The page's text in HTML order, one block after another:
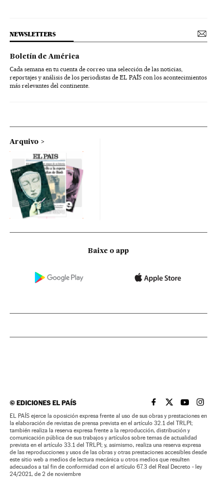
NEWSLETTERS
Boletín de América
Cada semana en tu cuenta de correo una selección de las noticias,
reportajes y análisis de los periodistas de EL PAÍS con los acontecimientos
más relevantes del continente.
Arquivo
Baixe o app
©EDICIONES EL PAÍS EL PAÍS BRASIL EN
EL PAÍSEL PAÍS
EL
EL PAÍS ejerce la oposición expresa frente al uso de sus obras y prestaciones en
la elaboración de revistas de prensa prevista en el artículo 32.1 del TRLPI;
también realiza la reserva expresa frente a la reproducción, distribución y
comunicación pública de sus trabajos y artículos sobre temas de actualidad
prevista en el artículo 33.1 del TRLPI; y, asimismo, realiza una reserva expresa
de las reproducciones y usos de las obras y otras prestaciones accesibles desde
este sitio web a medios de lectura mecánica u otros medios que resulten
adecuados a tal fin de conformidad con el artículo 67.3 del Real Decreto - ley
24/2021, de 2 de noviembre